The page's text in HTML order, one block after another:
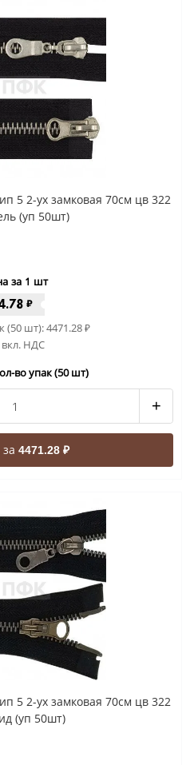
5 2-ух замковая 70см цв 322
(уп 50шт)
за 1 шт
₽
(50 шт):4471.28₽
вкл. НДС
во упак (50 шт)
+
4471.28 ₽
5 2-ух замковая 70см цв 322
(уп 50шт)